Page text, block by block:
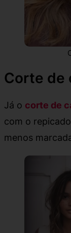
Corte de
Já o corte de
com o
menos